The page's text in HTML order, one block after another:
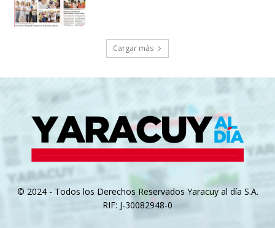
Cargar más
© 2024 - Todos los Derechos Reservados Yaracuy al día S.A.
RIF: J-30082948-0